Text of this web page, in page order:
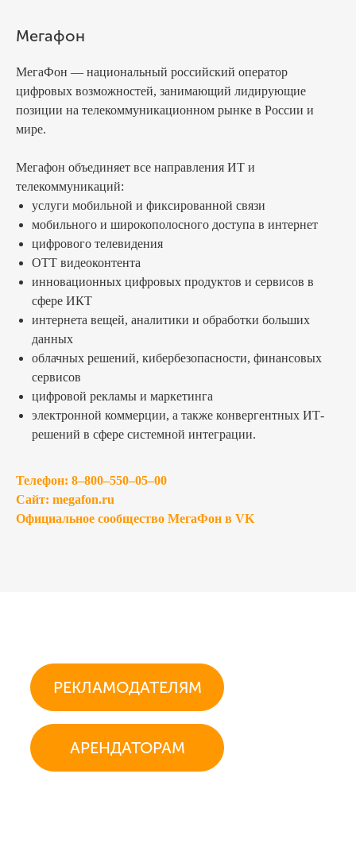
Мегафон
МегаФон — национальный российский оператор
цифровых возможностей, занимающий лидирующие
позиции на телекоммуникационном рынке в России и
мире.
Мегафон объединяет все направления ИТ и
телекоммуникаций:
услуги мобильной и фиксированной связи
мобильного и широкополосного доступа в интернет
цифрового телевидения
OTT видеоконтента
инновационных цифровых продуктов и сервисов в
сфере ИКТ
интернета вещей, аналитики и обработки больших
данных
облачных решений, кибербезопасности, финансовых
сервисов
цифровой рекламы и маркетинга
электронной коммерции, а также конвергентных ИТ-
решений в сфере системной интеграции.
Телефон: 8–800–550–05–00
Сайт: megafon.ru
Официальное сообщество МегаФон в VK
АРЕНДАТОРАМ
РЕКЛАМОДАТЕЛЯМ